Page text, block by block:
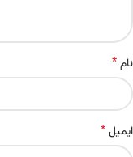
نام*
ایمیل*